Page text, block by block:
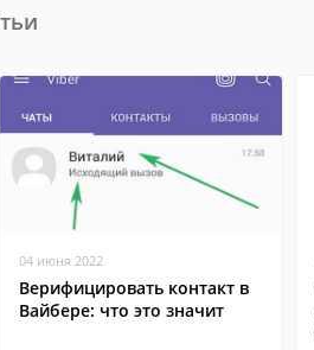
04 июня 2022
Верифицировать контакт в
Вайбере: что это значит